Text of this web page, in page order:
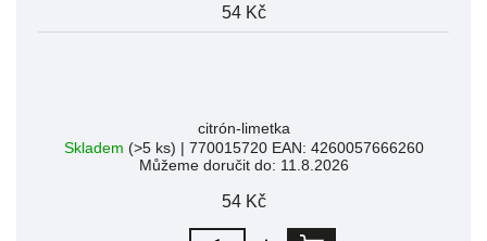
54 Kč
citrón-limetka
Skladem (>5 ks) | 770015720 EAN: 4260057666260
Můžeme doručit do: 11.8.2026
54 Kč